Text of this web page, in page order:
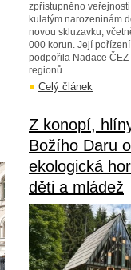
zpřístupněno
kulatým narozeninám
novou skluzavku,
000 korun. Její
podpořila Nadace
regionů.
Celý článek
Z konopí,
Božího Daru
ekologická
děti a mládež